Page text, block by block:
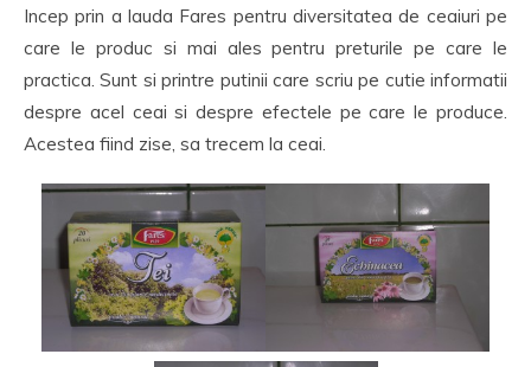
Incep prin a lauda Fares pentru diversitatea de ceaiuri pe
care le produc si mai ales pentru preturile pe care le
practica. Sunt si printre putinii care scriu pe cutie informatii
despre acel ceai si despre efectele pe care le produce.
Acestea fiind zise, sa trecem la ceai.